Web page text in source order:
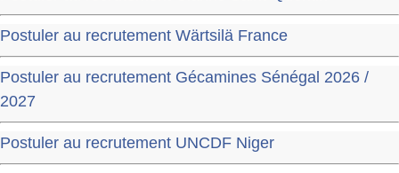
Postuler au recrutement Wärtsilä France
Postuler au recrutement Gécamines Sénégal 2026 /
2027
Postuler au recrutement UNCDF Niger